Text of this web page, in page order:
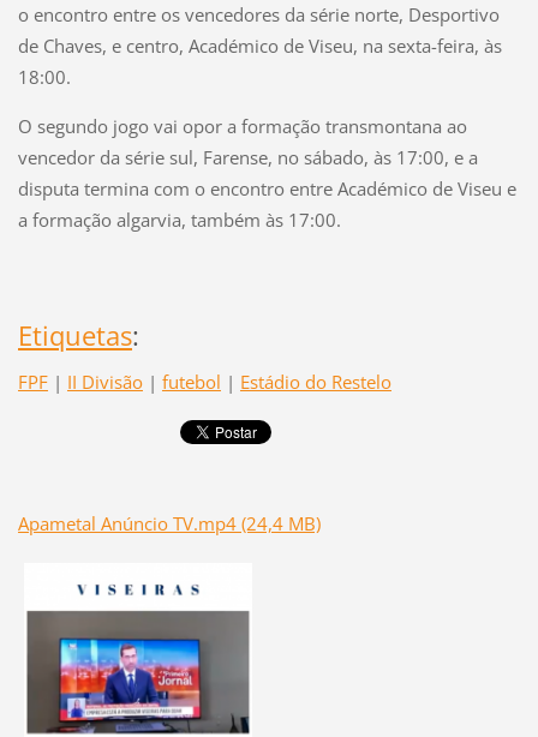
o encontro entre os vencedores da série norte, Desportivo
de Chaves, e centro, Académico de Viseu, na sexta-feira, às
18:00.
O segundo jogo vai opor a formação transmontana ao
vencedor da série sul, Farense, no sábado, às 17:00, e a
disputa termina com o encontro entre Académico de Viseu e
a formação algarvia, também às 17:00.
Etiquetas:
FPF | II Divisão | futebol | Estádio do Restelo
Apametal Anúncio TV.mp4 (24,4 MB)